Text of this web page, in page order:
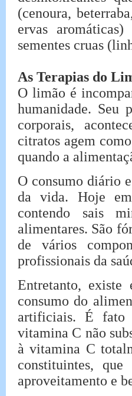
(cenoura,
ervas
sementes cruas
As Terapias do
O limão é
humanidade. Seu
corporais,
citratos agem
quando a
O consumo diário
da vida. Hoje
contendo sais
alimentares. São
de vários
profissionais da
Entretanto, existe
consumo do
artificiais. É fato
vitamina C não
à vitamina C
constituintes,
aproveitamento e